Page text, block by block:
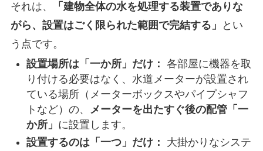
それは、
「建物全体の水を処理する装置でありな
がら、設置はごく限られた範囲で完結する」
とい
う点です。
設置場所は「一か所」だけ： 各部屋に機器を取
り付ける必要はなく、水道メーターが設置され
ている場所（メーターボックスやパイプシャフ
トなど）の、
メーターを出たすぐ後の配管「一
か所」 に設置します。
設置するのは「一つ」だけ：
大掛かりなシステ